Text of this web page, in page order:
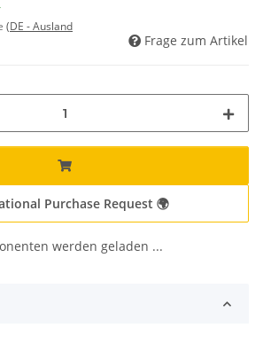
(DE - Ausland
Frage zum Artikel
Purchase Request 🌍
werden geladen ...